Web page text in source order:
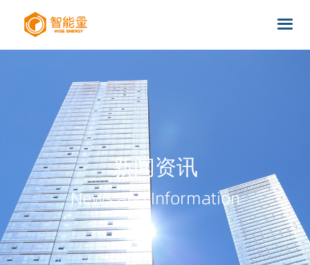
新闻资讯
News and Information